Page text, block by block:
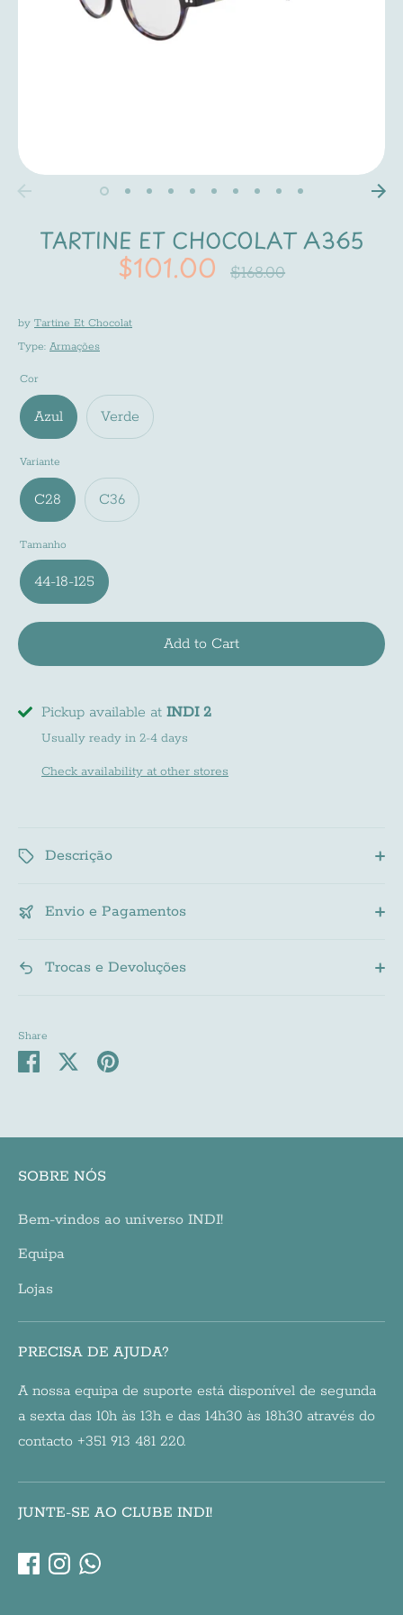
TARTINE ET CHOCOLAT A365
$101.00
Regular
$168.00
by Tartine Et Chocolat
Type: Armações
Cor
Azul Verde
Variante
C28 C36
Tamanho
44-18-125
Add to Cart
Pickup available at INDI 2
Usually ready in 2-4 days
Check availability at other stores
Descrição
Envio e Pagamentos
Trocas e Devoluções
Share
Share SharePin
SOBRE NÓS
Bem-vindos ao universo INDI!
Equipa
Lojas
PRECISA DE AJUDA?
A nossa equipa de suporte está disponível de segunda
a sexta das 10h às 13h e das 14h30 às 18h30 através do
contacto +351 913 481 220.
JUNTE-SE AO CLUBE INDI!